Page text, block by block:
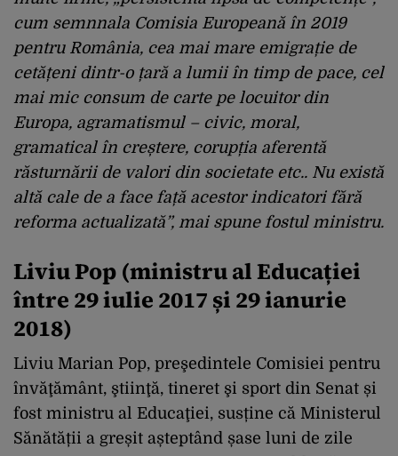
cum semnnala Comisia Europeană în 2019
pentru România, cea mai mare emigrație de
cetățeni dintr-o țară a lumii în timp de pace, cel
mai mic consum de carte pe locuitor din
Europa, agramatismul – civic, moral,
gramatical în creștere, corupția aferentă
răsturnării de valori din societate etc.. Nu există
altă cale de a face față acestor indicatori fără
reforma actualizată”, mai spune fostul ministru.
Liviu Pop (ministru al Educației
între 29 iulie 2017 și 29 ianurie
2018)
Liviu Marian Pop, preşedintele Comisiei pentru
învăţământ, ştiinţă, tineret şi sport din Senat și
fost ministru al Educaţiei, susține că Ministerul
Sănătății a greșit așteptând șase luni de zile